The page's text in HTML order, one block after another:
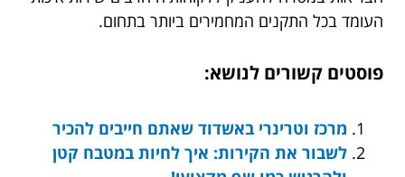
העומד בכל התקנים המחמירים ביותר בתחום.
פוסטים קשורים לנושא:
מרכז וטרינרי באשדוד שאתם חייבים להכיר
לשבור את הקירות: איך לחיות במטבח קטן